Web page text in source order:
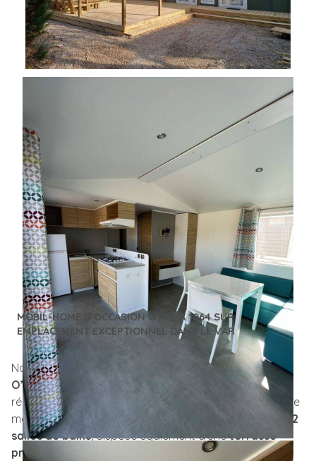
Marque :
O'HARA
Modèle :1064
Année : 2019
Nb de chambre(s) :
Nb de salle d'eau :2
Superficie :38.4m²
MOBIL-HOME D’OCCASION O’HARA 1064 SUR
EMPLACEMENT EXCEPTIONNEL DANS LE VAR
Nous vous proposons à la vente un
mobil-home
O’Hara 1064 de 2019
excellent état
, d’occasion
récente, prêt à accueillir ses nouveaux propriétaires. Ce
modèle d’occasion
O’Hara 1064 et2
salles de bains, dispose également d’uneterrasse
privée
, offrant tout le confort